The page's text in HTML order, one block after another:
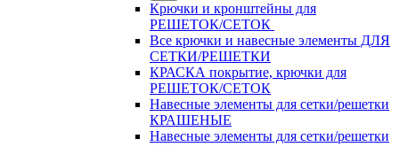
Крючки и кронштейны для
РЕШЕТОК/СЕТОК
Все крючки и навесные элементы ДЛЯ
СЕТКИ/РЕШЕТКИ
КРАСКА покрытие, крючки для
РЕШЕТОК/СЕТОК
Навесные элементы для сетки/решетки
КРАШЕНЫЕ
Навесные элементы для сетки/решетки